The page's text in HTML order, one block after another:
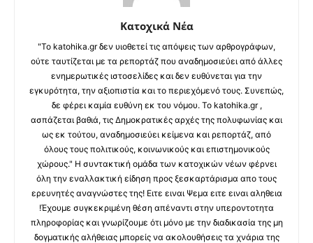
Κατοχικά Νέα
"Το katohika.gr δεν υιοθετεί τις απόψεις των αρθρογράφων,
ούτε ταυτίζεται με τα ρεπορτάζ που αναδημοσιεύει από άλλες
ενημερωτικές ιστοσελίδες και δεν ευθύνεται για την
εγκυρότητα, την αξιοπιστία και το περιεχόμενό τους. Συνεπώς,
δε φέρει καμία ευθύνη εκ του νόμου. Το katohika.gr ,
ασπάζεται βαθιά, τις Δημοκρατικές αρχές της πολυφωνίας και
ως εκ τούτου, αναδημοσιεύει κείμενα και ρεπορτάζ, από
όλους τους πολιτικούς, κοινωνικούς και επιστημονικούς
χώρους." Η συντακτική ομάδα των κατοχικών νέων φέρνει
όλη την εναλλακτική είδηση προς ξεσκαρτάρισμα απο τους
ερευνητές αναγνώστες της! Ειτε ειναι Ψεμα ειτε ειναι αληθεια
!Έχουμε συγκεκριμένη θέση απέναντι στην υπεροντοτητα
πληροφορίας και γνωρίζουμε ότι μόνο με την διαδικασία της μη
δογματικής αλήθειας μπορείς να ακολουθήσεις τα χνάρια της